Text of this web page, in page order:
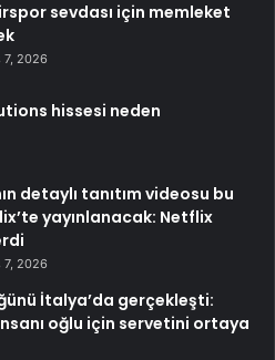
sevdası için memleket
7, 2026
hissesi neden
detaylı tanıtım videosu bu
yayınlanacak: Netflix
7, 2026
İtalya’da gerçekleşti:
oğlu için servetini ortaya